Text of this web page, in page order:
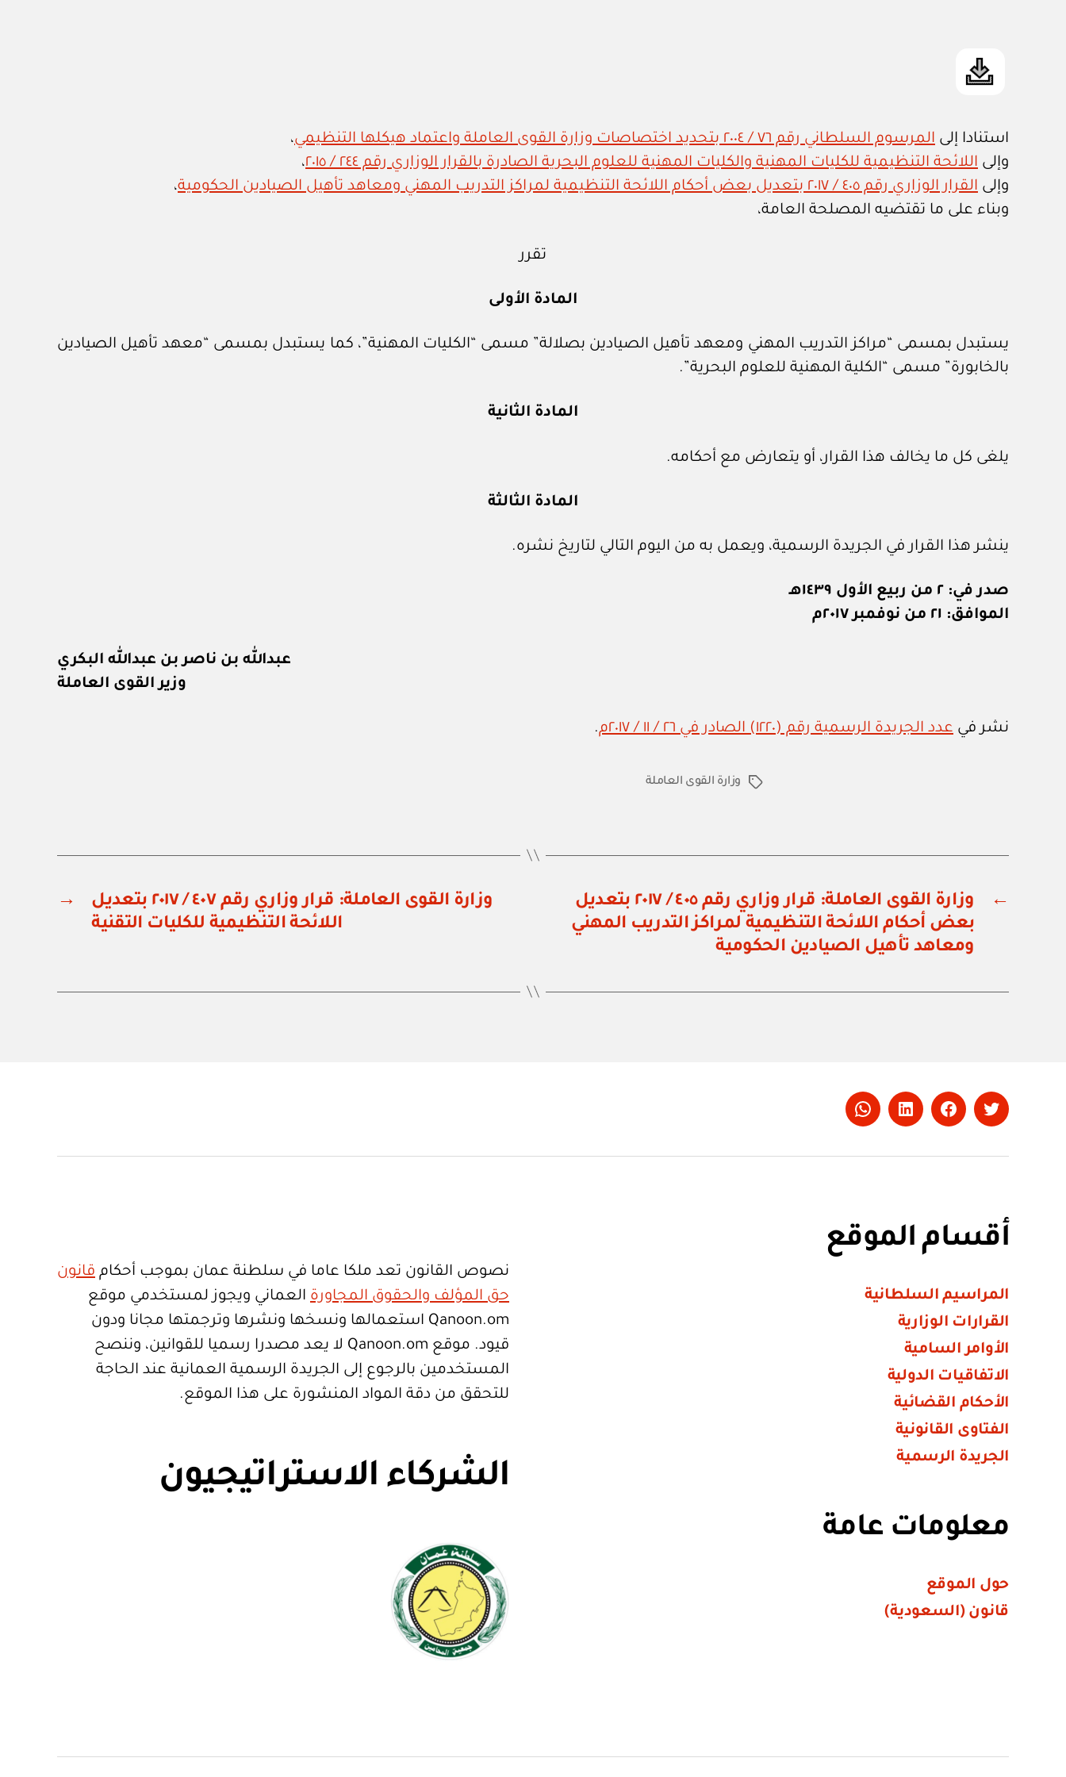
استنادا إلى المرسوم السلطاني رقم ٧٦ / ٢٠٠٤ بتحديد اختصاصات وزارة القوى العاملة واعتماد هيكلها التنظيمي
،
وإلى اللائحة التنظيمية للكليات المهنية والكليات المهنية للعلوم البحرية الصادرة بالقرار الوزاري رقم ٢٤٤ / ٢٠١٥
،
وإلى القرار الوزاري رقم ٤٠٥ / ٢٠١٧ بتعديل بعض أحكام اللائحة التنظيمية لمراكز التدريب المهني ومعاهد تأهيل الصيادين الحكومية
،
وبناء على ما تقتضيه المصلحة العامة،
تقرر
المادة الأولى
يستبدل بمسمى “مراكز التدريب المهني ومعهد تأهيل الصيادين بصلالة” مسمى “الكليات المهنية”، كما يستبدل بمسمى “معهد تأهيل الصيادين
بالخابورة” مسمى “الكلية المهنية للعلوم البحرية”.
المادة الثانية
يلغى كل ما يخالف هذا القرار، أو يتعارض مع أحكامه.
المادة الثالثة
ينشر هذا القرار في الجريدة الرسمية، ويعمل به من اليوم التالي لتاريخ نشره.
صدر في: ٢ من ربيع الأول ١٤٣٩هـ
الموافق: ٢١ من نوفمبر ٢٠١٧م
عبدالله بن ناصر بن عبدالله البكري
وزير القوى العاملة
نشر في عدد الجريدة الرسمية رقم (١٢٢٠) الصادر في ٢٦ / ١١ / ٢٠١٧م .
الوسوموزارة القوى العاملة
←
وزارة القوى العاملة: قرار وزاري رقم ٤٠٥ / ٢٠١٧ بتعديل
بعض أحكام اللائحة التنظيمية لمراكز التدريب المهني
ومعاهد تأهيل الصيادين الحكومية
→
وزارة القوى العاملة: قرار وزاري رقم ٤٠٧ / ٢٠١٧ بتعديل
اللائحة التنظيمية للكليات التقنية
Twitter
Facebook
LinkedIn
Whatsapp
أقسام الموقع
المراسيم السلطانية
القرارات الوزارية
الأوامر السامية
الاتفاقيات الدولية
الأحكام القضائية
الفتاوى القانونية
الجريدة الرسمية
معلومات عامة
حول الموقع
قانون (السعودية)
نصوص القانون تعد ملكا عاما في سلطنة عمان بموجب أحكام قانون
حق المؤلف والحقوق المجاورة العماني ويجوز لمستخدمي موقع
Qanoon.om استعمالها ونسخها ونشرها وترجمتها مجانا ودون
قيود. موقع Qanoon.om لا يعد مصدرا رسميا للقوانين، وننصح
المستخدمين بالرجوع إلى الجريدة الرسمية العمانية عند الحاجة
للتحقق من دقة المواد المنشورة على هذا الموقع.
الشركاء الاستراتيجيون